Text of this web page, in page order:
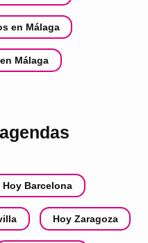
en Málaga
Málaga
Hoy Barcelona
Hoy Zaragoza